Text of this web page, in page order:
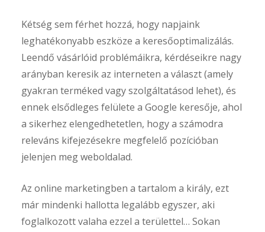
Kétség sem férhet hozzá, hogy napjaink
leghatékonyabb eszköze a keresőoptimalizálás.
Leendő vásárlóid problémáikra, kérdéseikre nagy
arányban keresik az interneten a választ (amely
gyakran terméked vagy szolgáltatásod lehet), és
ennek elsődleges felülete a Google keresője, ahol
a sikerhez elengedhetetlen, hogy a számodra
releváns kifejezésekre megfelelő pozícióban
jelenjen meg weboldalad.
Az online marketingben a tartalom a király, ezt
már mindenki hallotta legalább egyszer, aki
foglalkozott valaha ezzel a területtel… Sokan